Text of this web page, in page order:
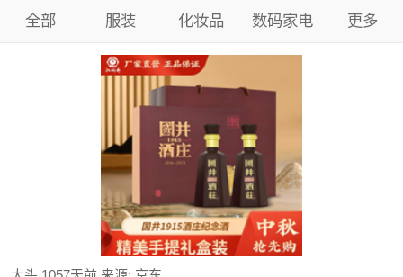
全部 服装 化妆品 数码家电 更多